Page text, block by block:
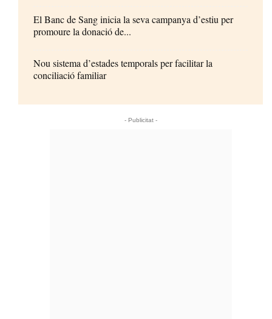
El Banc de Sang inicia la seva campanya d’estiu per
promoure la donació de...
Nou sistema d’estades temporals per facilitar la
conciliació familiar
- Publicitat -